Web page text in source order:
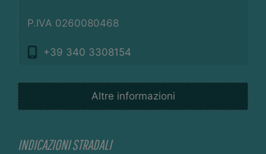
P.IVA 0260080468
+39 340 3308154
Altre informazioni
INDICAZIONI STRADALI